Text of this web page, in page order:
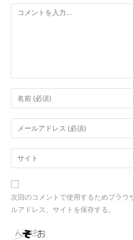
Comment
Enter
your
name
Enter
your
email
Enter
your
website
URL
(optional)
次回のコメントで使用するためブラウ
ルアドレス、サイトを保存する。